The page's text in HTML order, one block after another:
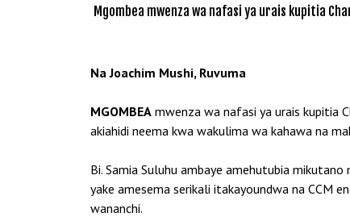
Mgombea mwenza wa nafasi ya urais kupitia
Na Joachim Mushi, Ruvuma
MGOMBEA mwenza wa nafasi ya urais kupitia
akiahidi neema kwa wakulima wa kahawa na
Bi. Samia Suluhu ambaye amehutubia
yake amesema serikali itakayoundwa na CCM
wananchi.